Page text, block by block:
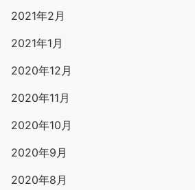
2021年2月
2021年1月
2020年12月
2020年11月
2020年10月
2020年9月
2020年8月